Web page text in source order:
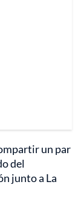
un par
del
junto a La